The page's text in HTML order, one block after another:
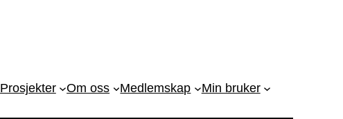
Prosjekter Om oss Medlemskap Min bruker